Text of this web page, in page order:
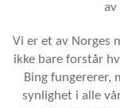
av
Vi er et av Norges
ikke bare forstår
Bing fungererer,
synlighet i alle